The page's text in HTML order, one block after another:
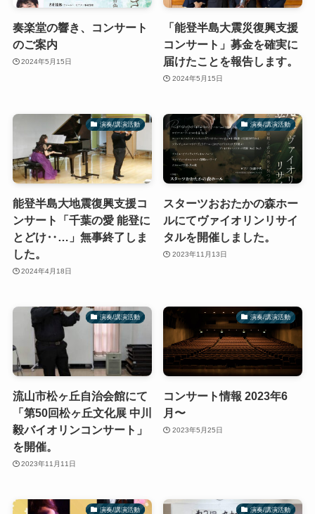
奏楽堂の響き、コンサート
のご案内
2024年5月15日
「能登半島大震災復興支援
コンサート」募金を確実に
届けたことを報告します。
2024年5月15日
演奏/講演活動
能登半島大地震復興支援コ
ンサート「千葉の愛 能登に
とどけ‥…」無事終了しま
した。
2024年4月18日
演奏/講演活動
スターツおおたかの森ホー
ルにてヴァイオリンリサイ
タルを開催しました。
2023年11月13日
演奏/講演活動
流山市松ヶ丘自治会館にて
「第50回松ヶ丘文化展 中川
毅バイオリンコンサート」
を開催。
2023年11月11日
演奏/講演活動
コンサート情報 2023年6
月〜
2023年5月25日
演奏/講演活動 演奏/講演活動